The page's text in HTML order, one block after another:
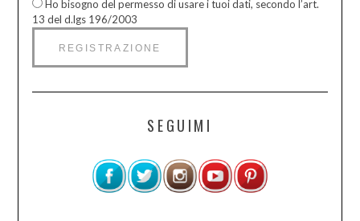
Ho bisogno del permesso di usare i tuoi dati, secondo l’art.
13 del d.lgs 196/2003
SEGUIMI